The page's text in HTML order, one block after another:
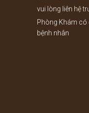
vui lòng liên hệ
Phòng Khám có
bệnh nhân